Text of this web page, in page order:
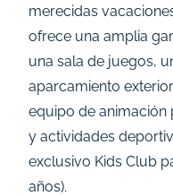
merecidas
ofrece una amplia
una sala de juegos,
aparcamiento
equipo de animación
y actividades
exclusivo Kids Club
años).